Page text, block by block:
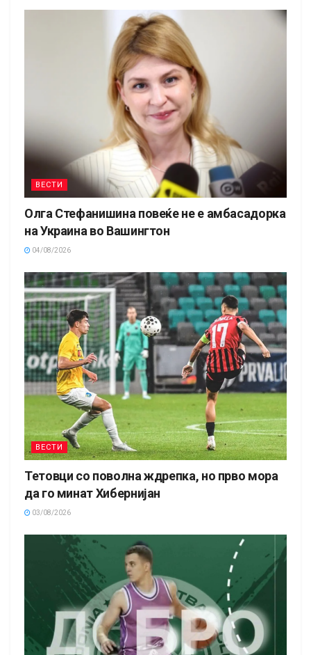
ВЕСТИ
Олга Стефанишина повеќе не е амбасадорка
на Украина во Вашингтон
04/08/2026
ВЕСТИ
Тетовци со поволна ждрепка, но прво мора
да го минат Хибернијан
03/08/2026